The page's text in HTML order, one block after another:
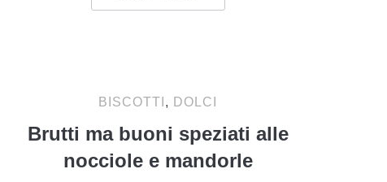
BISCOTTI , DOLCI
Brutti ma buoni speziati alle
nocciole e mandorle